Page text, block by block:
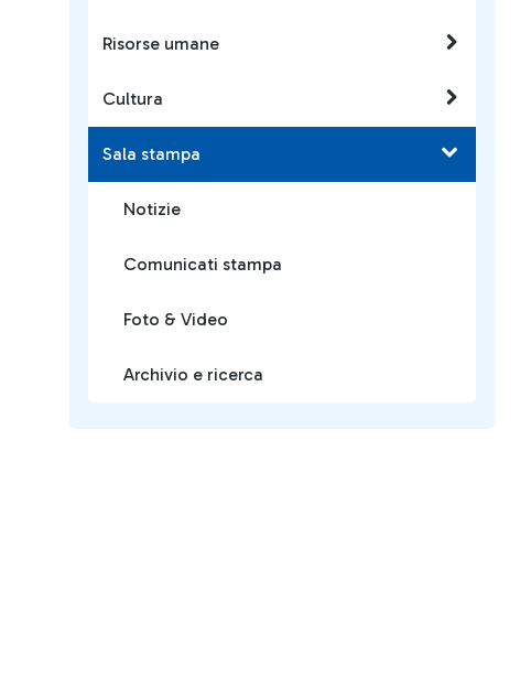
Risorse umane
Cultura
Sala stampa
Notizie
Comunicati stampa
Foto & Video
Archivio e ricerca